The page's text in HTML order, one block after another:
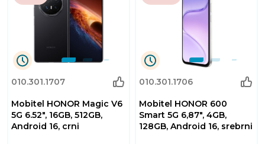
010.301.1707
Mobitel HONOR Magic V6
5G 6.52", 16GB, 512GB,
Android 16, crni
0
Dnevi
Ure
9
Minute
39
010.301.1706
Mobitel HONOR 600
Smart 5G 6,87", 4GB,
128GB, Android 16, srebrni
0
Dnevi
Ure
9
Minute
39